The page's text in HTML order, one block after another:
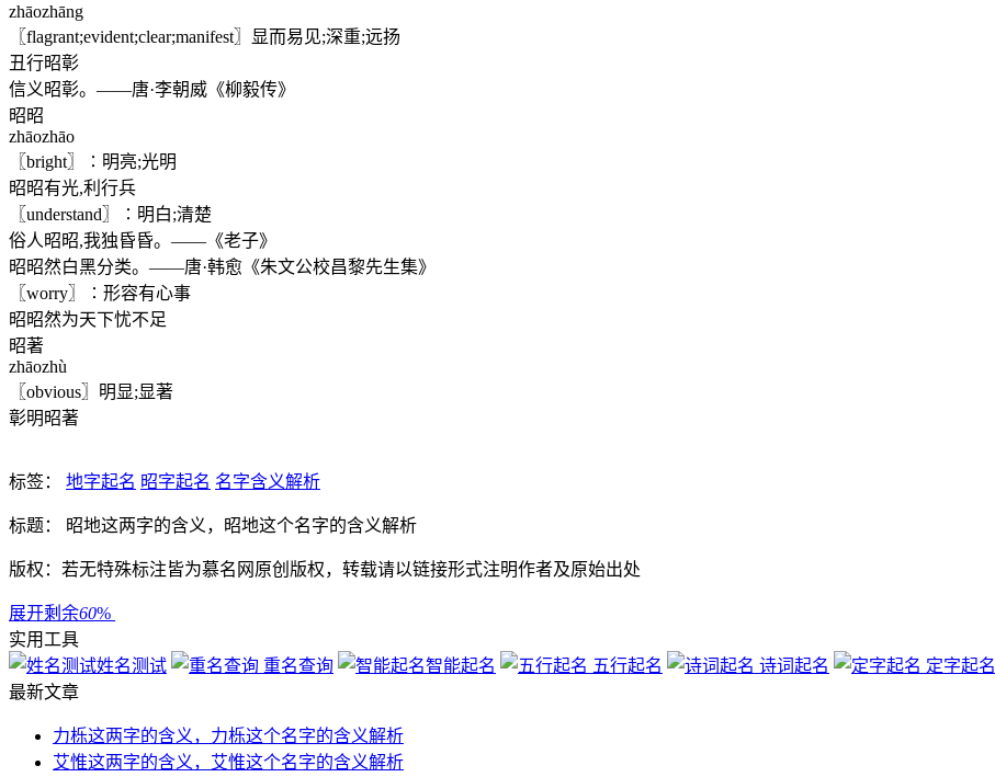
zhāozhāng
〖flagrant;evident;clear;manifest〗显而易见;深重;远扬
丑行昭彰
信义昭彰。——唐·李朝威《柳毅传》
昭昭
zhāozhāo
〖bright〗∶明亮;光明
昭昭有光,利行兵
〖understand〗∶明白;清楚
俗人昭昭,我独昏昏。——《老子》
昭昭然白黑分类。——唐·韩愈《朱文公校昌黎先生集》
〖worry〗∶形容有心事
昭昭然为天下忧不足
昭著
zhāozhù
〖obvious〗明显;显著
彰明昭著
标签： 地字起名 昭字起名 名字含义解析
标题： 昭地这两字的含义，昭地这个名字的含义解析
版权：若无特殊标注皆为慕名网原创版权，转载请以链接形式注明作者及原始出处
展开剩余60%
实用工具
姓名测试
重名查询 智能起名 五行起名 诗词起名 定字起名
最新文章
力栎这两字的含义，力栎这个名字的含义解析
艾惟这两字的含义，艾惟这个名字的含义解析